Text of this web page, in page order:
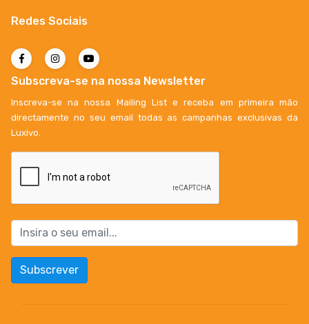
Redes Sociais
Subscreva-se na nossa Newsletter
Inscreva-se na nossa Mailing List e receba em primeira mão
directamente no seu email todas as campanhas exclusivas da
Luxivo.
Subscrever